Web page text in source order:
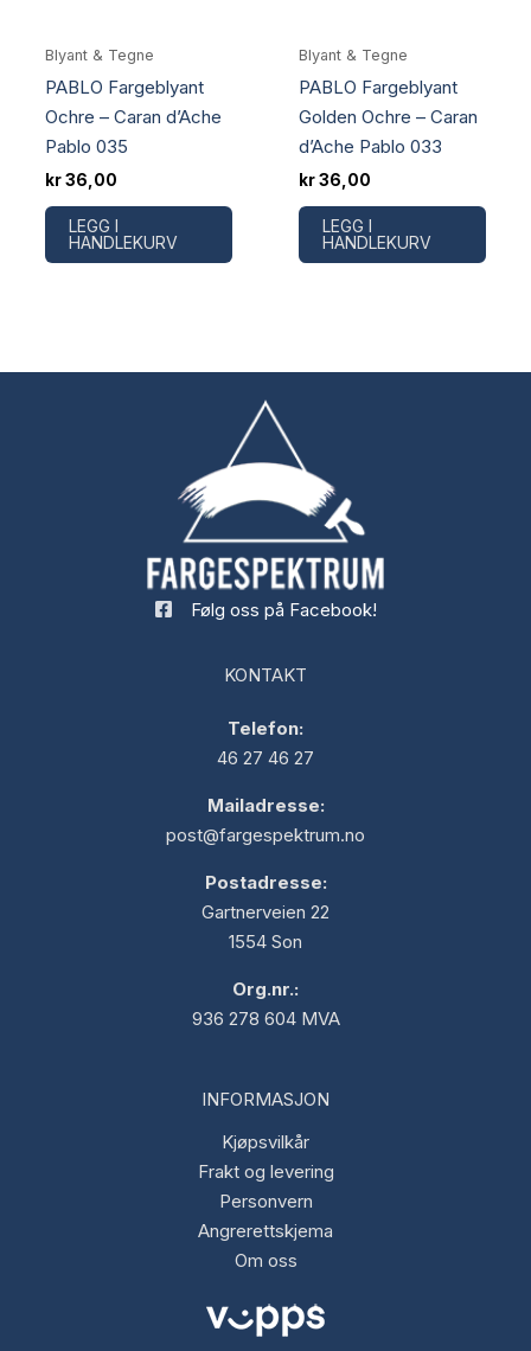
Blyant & Tegne
PABLO Fargeblyant
Ochre – Caran d’Ache
Pablo 035
kr36,00
LEGG I
HANDLEKURV
Blyant & Tegne
PABLO Fargeblyant
Golden Ochre – Caran
d’Ache Pablo 033
kr36,00
LEGG I
HANDLEKURV
Følg oss på Facebook!
KONTAKT
Telefon:
46 27 46 27
Mailadresse:
post@fargespektrum.no
Postadresse:
Gartnerveien 22
1554 Son
Org.nr.:
936 278 604 MVA
INFORMASJON
Kjøpsvilkår
Frakt og levering
Personvern
Angrerettskjema
Om oss